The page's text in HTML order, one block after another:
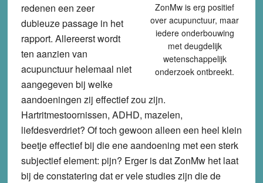
ZonMw is erg positief
over acupunctuur, maar
iedere onderbouwing
met deugdelijk
wetenschappelijk
onderzoek ontbreekt.
redenen een zeer
dubieuze passage in het
rapport. Allereerst wordt
ten aanzien van
acupunctuur helemaal niet
aangegeven bij welke
aandoeningen zij effectief zou zijn.
Hartritmestoornissen, ADHD, mazelen,
liefdesverdriet? Of toch gewoon alleen een heel klein
beetje effectief bij die ene aandoening met een sterk
subjectief element: pijn? Erger is dat ZonMw het laat
bij de constatering dat er vele studies zijn die de